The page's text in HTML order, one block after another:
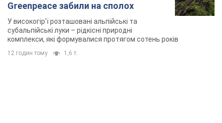
Greenpeace забили на сполох
У високогір'ї розташовані альпійські та
субальпійські луки – рідкісні природні
комплекси, які формувалися протягом сотень років
12 годин тому 1,6 т.